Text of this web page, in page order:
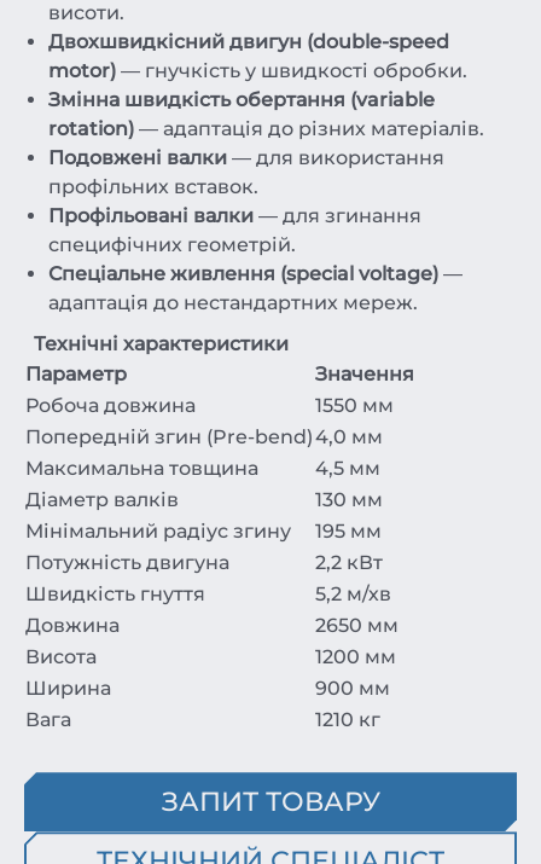
висоти.
Двохшвидкісний двигун (double-speed
motor) — гнучкість у швидкості обробки.
Змінна швидкість обертання (variable
rotation) — адаптація до різних матеріалів.
Подовжені валки — для використання
профільних вставок.
Профільовані валки — для згинання
специфічних геометрій.
Спеціальне живлення (special voltage) —
адаптація до нестандартних мереж.
Технічні характеристики
Параметр
Значення
Робоча довжина
1550 мм
Попередній згин (Pre-bend)4,0 мм
Максимальна товщина
4,5 мм
Діаметр валків
130 мм
Мінімальний радіус згину
195 мм
Потужність двигуна
2,2 кВт
Швидкість гнуття
5,2 м/хв
Довжина
2650 мм
Висота
1200 мм
Ширина
900 мм
Вага
1210 кг
ЗАПИТ ТОВАРУ